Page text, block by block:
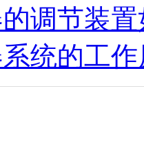
调节装
统的工